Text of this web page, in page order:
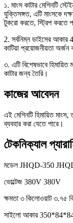
১. মাংস কাটার মেশিনটি
যুক্তিসঙ্গত, এটি মাংসকে
টুকরো করতে, স্ট্রিপ করতে
2. সর্বনিম্ন ডাইসের আকার 4
কাটিয়া প্রয়োজনীয়তা অর্জন
৩. এটি বিশেষভাবে হিমায়িত
কাটার জন্য তৈরি।
কাজের আবেদন
এই মেশিনটি হিমায়িত
ব্যবহার করা যেতে পারে।
টেকনিক্যাল
মডেল JHQD-350
ভোল্টেজ 380V 380V
ক্ষমতা ৩ কিলোওয়াট ৩.৭৫
সাইলো আকার